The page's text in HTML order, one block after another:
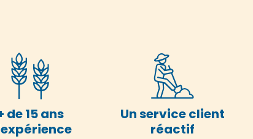
de 15 ans
Un service client
réactif